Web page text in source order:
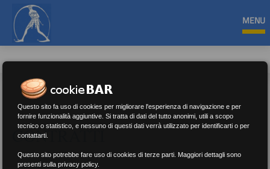
MENU
CONTRATTI
Questo sito fa uso di cookies per migliorare l'esperienza di navigazione e per
fornire funzionalità aggiuntive. Si tratta di dati del tutto anonimi, utili a scopo
tecnico o statistico, e nessuno di questi dati verrà utilizzato per identificarti o per
contattarti.
Questo sito potrebbe fare uso di cookies di terze parti. Maggiori dettagli sono
presenti sulla privacy policy.